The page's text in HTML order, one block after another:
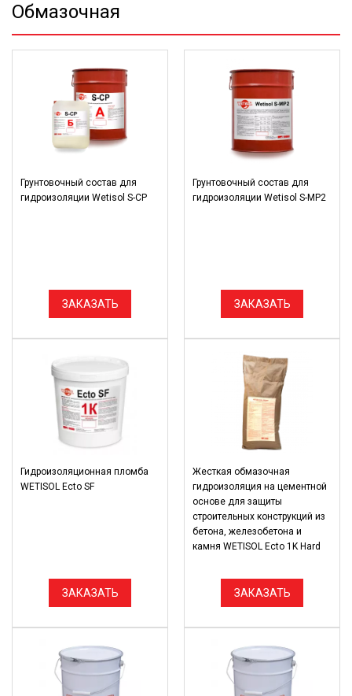
Обмазочная
Грунтовочный состав для
гидроизоляции Wetisol S-CP
ЗАКАЗАТЬ
Грунтовочный состав для
гидроизоляции Wetisol S-MP2
ЗАКАЗАТЬ
Гидроизоляционная пломба
WETISOL Ecto SF
ЗАКАЗАТЬ
Жесткая обмазочная
гидроизоляция на цементной
основе для защиты
строительных конструкций из
бетона, железобетона и
камня WETISOL Ecto 1K Hard
ЗАКАЗАТЬ